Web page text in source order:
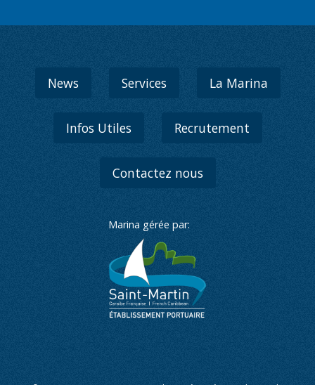
News Services La Marina
Infos Utiles Recrutement
Contactez nous
Marina gérée par: